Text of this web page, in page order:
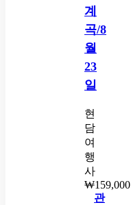
계
곡/8
월
23
일
현
담
여
행
사
₩159,000
관